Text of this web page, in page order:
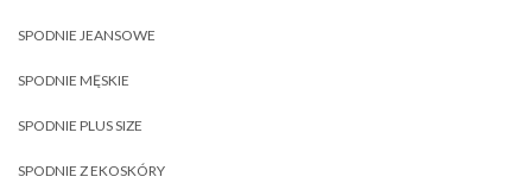
SPODNIE JEANSOWE
SPODNIE MĘSKIE
SPODNIE PLUS SIZE
SPODNIE Z EKOSKÓRY